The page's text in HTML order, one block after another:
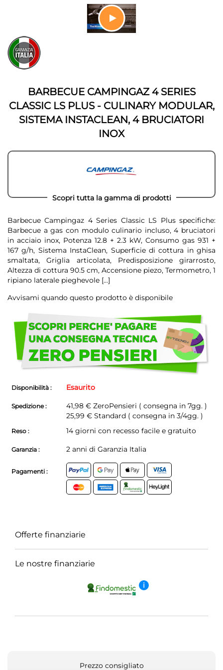
immagini
Vai
all'inizio
della
galleria
immaginiBARBECUE CAMPINGAZ 4 SERIES
CLASSIC LS PLUS - CULINARY MODULAR,
SISTEMA INSTACLEAN, 4 BRUCIATORI
INOX
Scopri tutta la gamma di prodotti
Barbecue Campingaz 4 Series Classic LS Plus specifiche:
Barbecue a gas con modulo culinario incluso, 4 bruciatori
in acciaio inox, Potenza 12.8 + 2.3 kW, Consumo gas 931 +
167 g/h, Sistema InstaClean, Superficie di cottura in ghisa
smaltata, Griglia articolata, Predisposizione girarrosto,
Altezza di cottura 90.5 cm, Accensione piezo, Termometro, 1
ripiano laterale pieghevole [...]
Avvisami quando questo prodotto è disponibile
Scegli
di
non
avere
problemi!
Disponibilità : Esaurito
Spedizione : 41,98 € ZeroPensieri ( consegna in 7gg. )
25,99 € Standard ( consegna in 3/4gg. )
Reso : 14 giorni con recesso facile e gratuito
Garanzia : 2 anni di Garanzia Italia
Pagamenti :
Prezzo consigliato
Offerte finanziarie
Le nostre finanziarie
i